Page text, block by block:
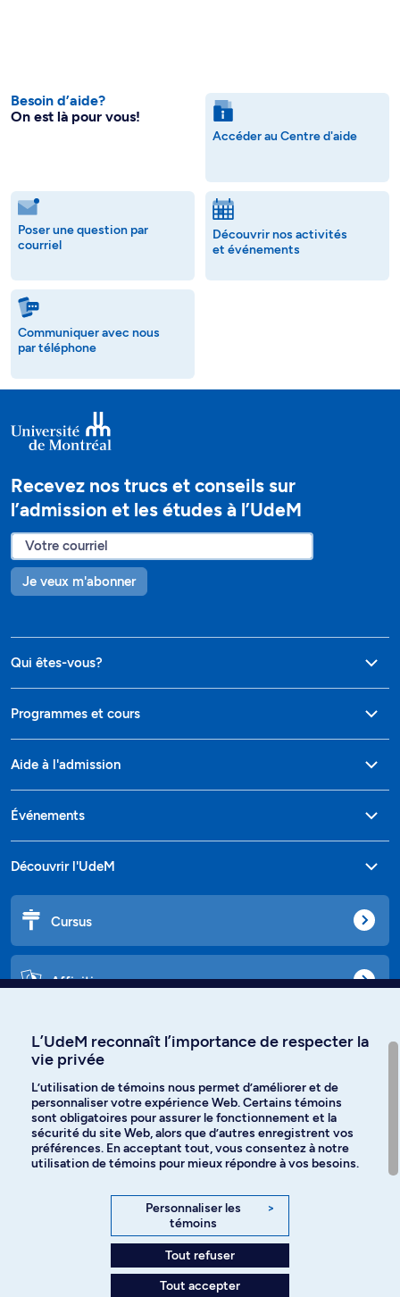
Besoin d’aide?
On est là pour vous!
Accéder au Centre d'aide
Poser une question par
courriel
Découvrir nos activités
et événements
Communiquer avec nous
par téléphone
Recevez nos trucs et conseils sur
l’admission et les études à l’UdeM
Je veux m'abonner
Qui êtes-vous?
Programmes et cours
Aide à l'admission
Événements
Découvrir l'UdeM
Cursus
Affiniti
Langues
Facebook Instagram
TikTok YouTube
Politique de confidentialité
L’UdeM reconnaît l’importance de respecter la
vie privée
L’utilisation de témoins nous permet d’améliorer et de
personnaliser votre expérience Web. Certains témoins
sont obligatoires pour assurer le fonctionnement et la
sécurité du site Web, alors que d’autres enregistrent vos
préférences. En acceptant tout, vous consentez à notre
utilisation de témoins pour mieux répondre à vos besoins.
Personnaliser les
témoins
>
Tout refuser
Tout accepter